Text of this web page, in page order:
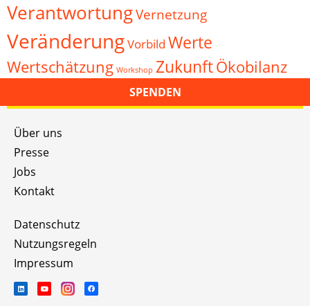
VerantwortungVernetzung
VeränderungVorbild Werte
Wertschätzung Workshop ZukunftÖkobilanz
SPENDEN
Über uns
Presse
Jobs
Kontakt
Datenschutz
Nutzungsregeln
Impressum